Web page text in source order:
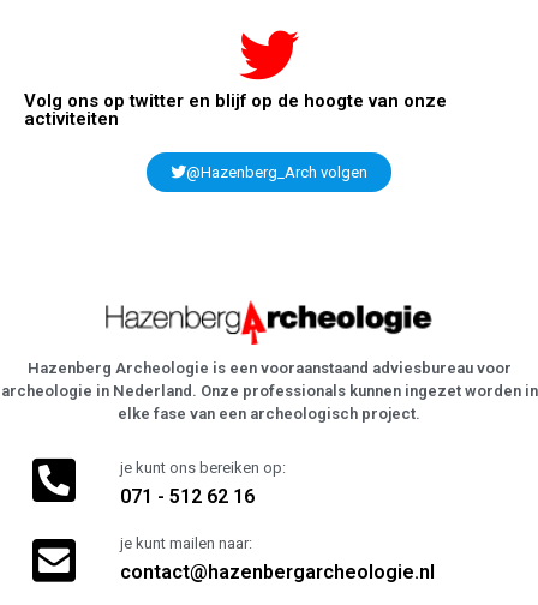
Volg ons op twitter en blijf op de hoogte van onze
activiteiten
@Hazenberg_Arch volgen
Hazenberg Archeologie is een vooraanstaand adviesbureau voor
archeologie in Nederland. Onze professionals kunnen ingezet worden in
elke fase van een archeologisch project.
je kunt ons bereiken op:
071 - 512 62 16
je kunt mailen naar:
contact@hazenbergarcheologie.nl